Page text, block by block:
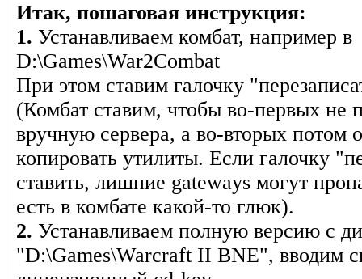
Итак, пошаговая инструкция:
1. Устанавливаем комбат, например в
D:\Games\War2Combat
При этом ставим галочку
(Комбат ставим, чтобы во-первых не
вручную сервера, а во-вторых потом
копировать утилиты. Если галочку
ставить, лишние gateways могут
есть в комбате какой-то глюк).
2. Устанавливаем полную версию с
"D:\Games\Warcraft II BNE", вводим